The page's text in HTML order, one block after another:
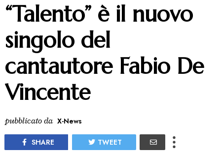
“Talento” è il nuovo
singolo del
cantautore Fabio De
Vincente
pubblicato da X-News
SHARE TWEET